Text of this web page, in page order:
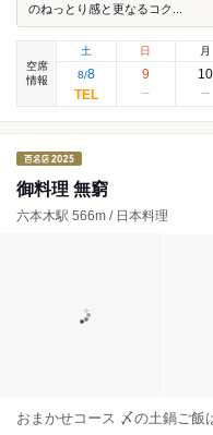
のねっとり感と更なるコク...
空席
情報
土
8/8
日
9
月
10
御料理 無窮
六本木駅 566m / 日本料理
おまかせコース 〆の土鍋ご飯